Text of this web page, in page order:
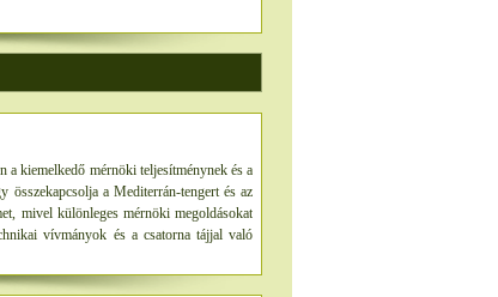
kiemelkedő mérnöki teljesítménynek és a
összekapcsolja a Mediterrán-tengert és az
mivel különleges mérnöki megoldásokat
vívmányok és a csatorna tájjal való